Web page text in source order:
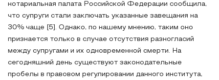
нотариальная палата Российской Федерации сообщила,
что супруги стали заключать указанные завещания на
30% чаще [5]. Однако, по нашему мнению, таким оно
признается только в случае отсутствия разногласий
между супругами и их одновременной смерти. На
сегодняшний день существуют законодательные
пробелы в правовом регулировании данного института,